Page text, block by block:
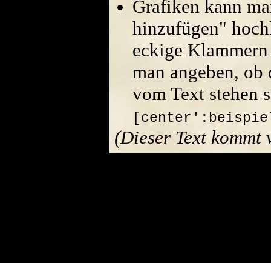
Grafiken kann
hinzufügen"
eckige
man angeben,
vom Text stehen
(Dieser Text kommt